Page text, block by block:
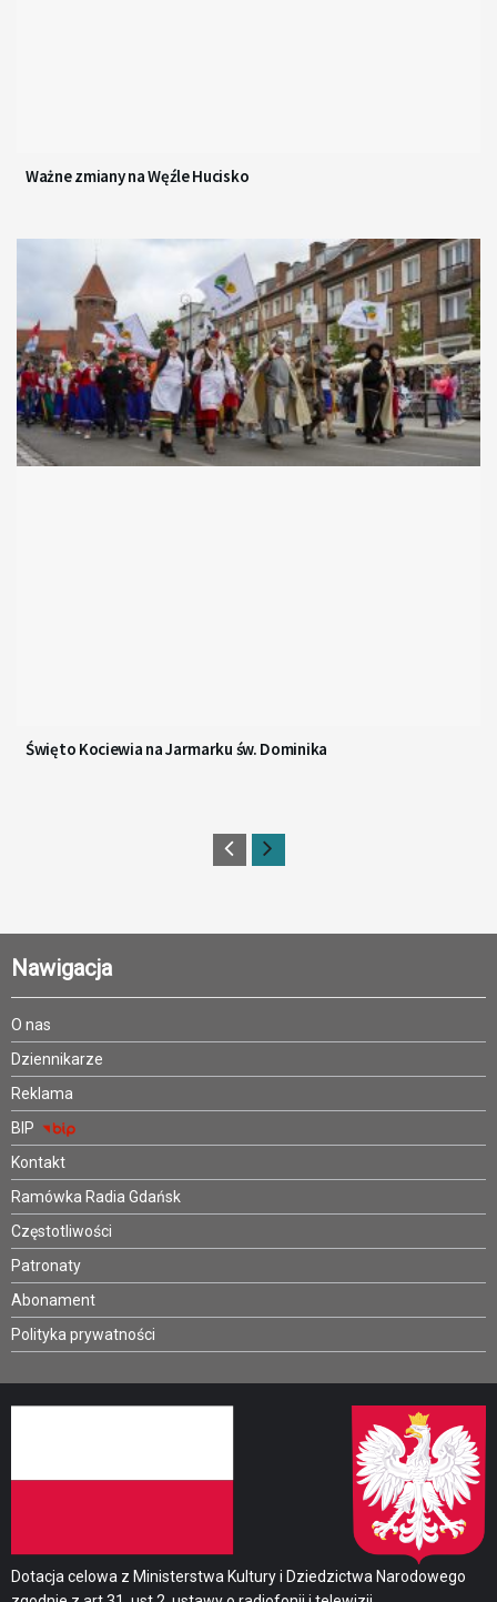
Ważne zmiany na Węźle Hucisko
Święto Kociewia na Jarmarku św. Dominika
Nawigacja
O nas
Dziennikarze
Reklama
BIP
Kontakt
Ramówka Radia Gdańsk
Częstotliwości
Patronaty
Abonament
Polityka prywatności
Dotacja celowa z Ministerstwa Kultury i Dziedzictwa Narodowego